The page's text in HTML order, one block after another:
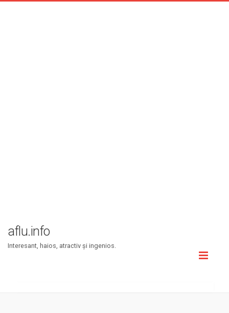
aflu.info
Interesant, haios, atractiv şi ingenios.